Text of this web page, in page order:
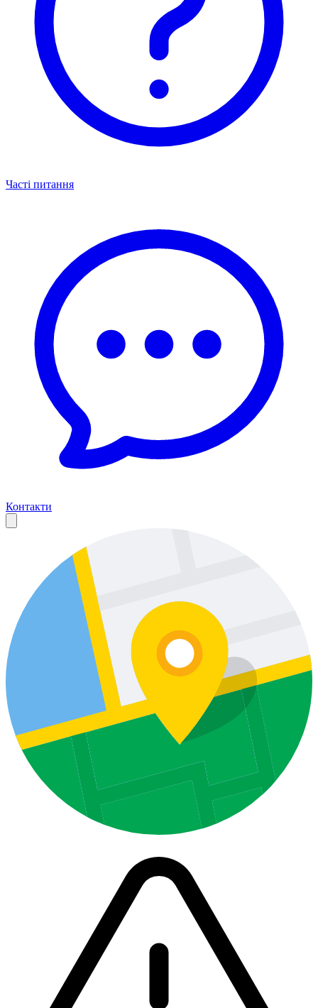
Часті питання
Контакти